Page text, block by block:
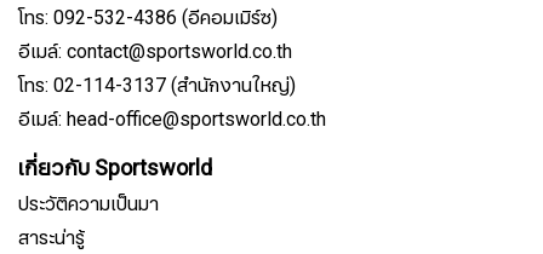
โทร: 092-532-4386 (อีคอมเมิร์ซ)
อีเมล์: contact@sportsworld.co.th
โทร: 02-114-3137 (สำนักงานใหญ่)
อีเมล์: head-office@sportsworld.co.th
เกี่ยวกับ Sportsworld
ประวัติความเป็นมา
สาระน่ารู้